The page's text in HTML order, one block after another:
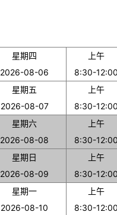
星期四
2026-08-06
上午
8:30-
星期五
2026-08-07
上午
8:30-
星期六
2026-08-08
上午
8:30-
星期日
2026-08-09
上午
8:30-
星期一
2026-08-10
上午
8:30-